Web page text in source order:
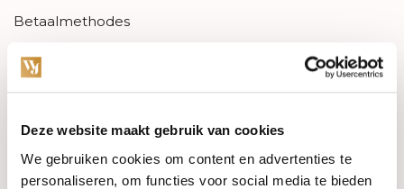
Deze website maakt gebruik van cookies
We gebruiken cookies om content en advertenties te
personaliseren, om functies voor social media te bieden
Betaalmethodes
Sitemap
Categories
Watches